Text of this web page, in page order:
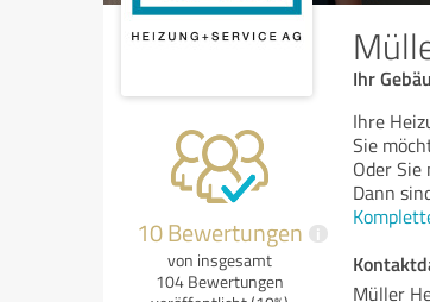
Ihr
10 Bewertungen i
von insgesamt
104 Bewertungen
Ihre
Sie
Oder
Dann
Müller